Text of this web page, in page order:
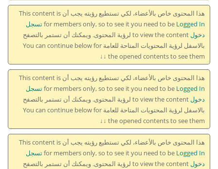
هذا المحتوى خاص بالأعضاء، لكي تستطيع رؤيته يجب أن This content is
for members only, so to see it you need to beLogged In تسجل
دخول
to view the content لرؤية المحتوى. ويمكنك أن تستمر بالتصفح
بالاسفل لرؤية المحتويات المتاحة للعامة You can continue below for
the opened contents to see them ↓↓
هذا المحتوى خاص بالأعضاء، لكي تستطيع رؤيته يجب أن This content is
for members only, so to see it you need to beLogged In تسجل
دخول
to view the content لرؤية المحتوى. ويمكنك أن تستمر بالتصفح
بالاسفل لرؤية المحتويات المتاحة للعامة You can continue below for
the opened contents to see them ↓↓
هذا المحتوى خاص بالأعضاء، لكي تستطيع رؤيته يجب أن This content is
for members only, so to see it you need to beLogged In تسجل
دخول
to view the content لرؤية المحتوى. ويمكنك أن تستمر بالتصفح